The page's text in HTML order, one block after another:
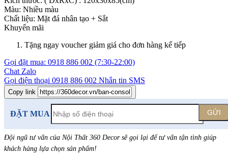
Màu: Nhiều màu
Chất liệu: Mặt đá nhân tạo + Sắt
Khuyến mãi
Tặng ngay voucher giảm giá cho đơn hàng kế tiếp
Gọi đặt mua: 0918 886 002 (7:30-22:00)
Chat Zalo
Gọi điện thoại 0918 886 002 Nhắn tin SMS
Copy link
ĐẶT MUA GỬI
Đội ngũ tư vấn của Nội Thất 360 Decor sẽ gọi lại để tư vấn tận tình giúp
khách hàng lựa chọn sản phẩm!